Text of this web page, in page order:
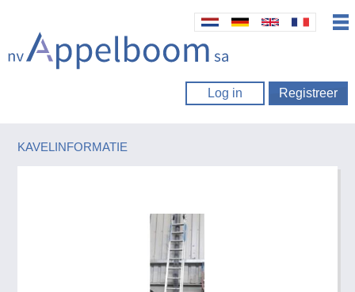
Log in Registreer
KAVELINFORMATIE